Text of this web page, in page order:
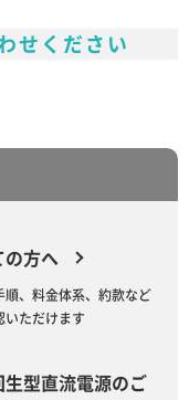
せください
の方へ
順、料金体系、約款など
いただけます
生型直流電源のご